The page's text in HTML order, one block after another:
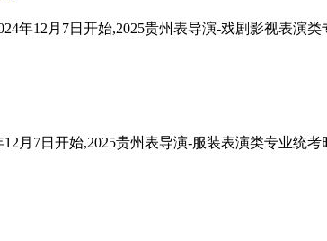
年12月7日开始,2025贵州表导演-戏剧影视表演类
月7日开始,2025贵州表导演-服装表演类专业统考